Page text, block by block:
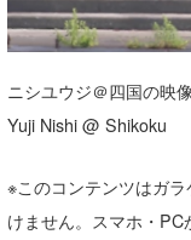
今月のプレゼント
ニシユウジ＠四国の映像
Yuji Nishi @ Shikoku
※このコンテンツはガ
けません。スマホ・PC
湘南
伊豆
大阪
お知らせ
ルール＆How to